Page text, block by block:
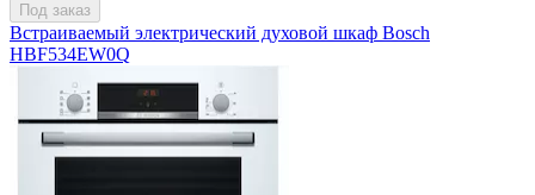
Под заказ
Встраиваемый электрический духовой шкаф Bosch
HBF534EW0Q